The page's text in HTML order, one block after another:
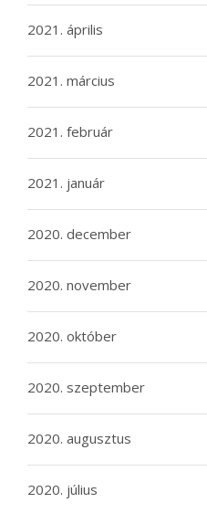
2021. április
2021. március
2021. február
2021. január
2020. december
2020. november
2020. október
2020. szeptember
2020. augusztus
2020. július